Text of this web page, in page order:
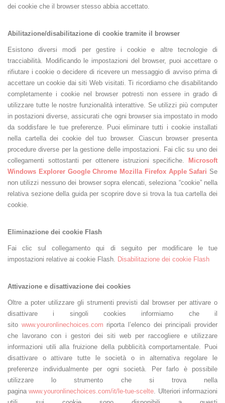
dei cookie che il browser stesso abbia accettato.
Abilitazione/disabilitazione di cookie tramite il browser
Esistono diversi modi per gestire i cookie e altre tecnologie di
tracciabilità. Modificando le impostazioni del browser, puoi accettare o
rifiutare i cookie o decidere di ricevere un messaggio di avviso prima di
accettare un cookie dai siti Web visitati. Ti ricordiamo che disabilitando
completamente i cookie nel browser potresti non essere in grado di
utilizzare tutte le nostre funzionalità interattive. Se utilizzi più computer
in postazioni diverse, assicurati che ogni browser sia impostato in modo
da soddisfare le tue preferenze. Puoi eliminare tutti i cookie installati
nella cartella dei cookie del tuo browser. Ciascun browser presenta
procedure diverse per la gestione delle impostazioni. Fai clic su uno dei
collegamenti sottostanti per ottenere istruzioni specifiche.
Microsoft
Windows Explorer Google Chrome Mozilla Firefox Apple Safari Se
non utilizzi nessuno dei browser sopra elencati, seleziona “cookie” nella
relativa sezione della guida per scoprire dove si trova la tua cartella dei
cookie.
Eliminazione dei cookie Flash
Fai clic sul collegamento qui di seguito per modificare le tue
impostazioni relative ai cookie Flash. Disabilitazione dei cookie Flash
Attivazione e disattivazione dei cookies
Oltre a poter utilizzare gli strumenti previsti dal browser per attivare o
disattivare i singoli cookies informiamo che il
sito www.youronlinechoices.com riporta l’elenco dei principali provider
che lavorano con i gestori dei siti web per raccogliere e utilizzare
informazioni utili alla fruizione della pubblicità comportamentale. Puoi
disattivare o attivare tutte le società o in alternativa regolare le
preferenze individualmente per ogni società. Per farlo è possibile
utilizzare lo strumento che si trova nella
paginawww.youronlinechoices.com/it/le-tue-scelte. Ulteriori informazioni